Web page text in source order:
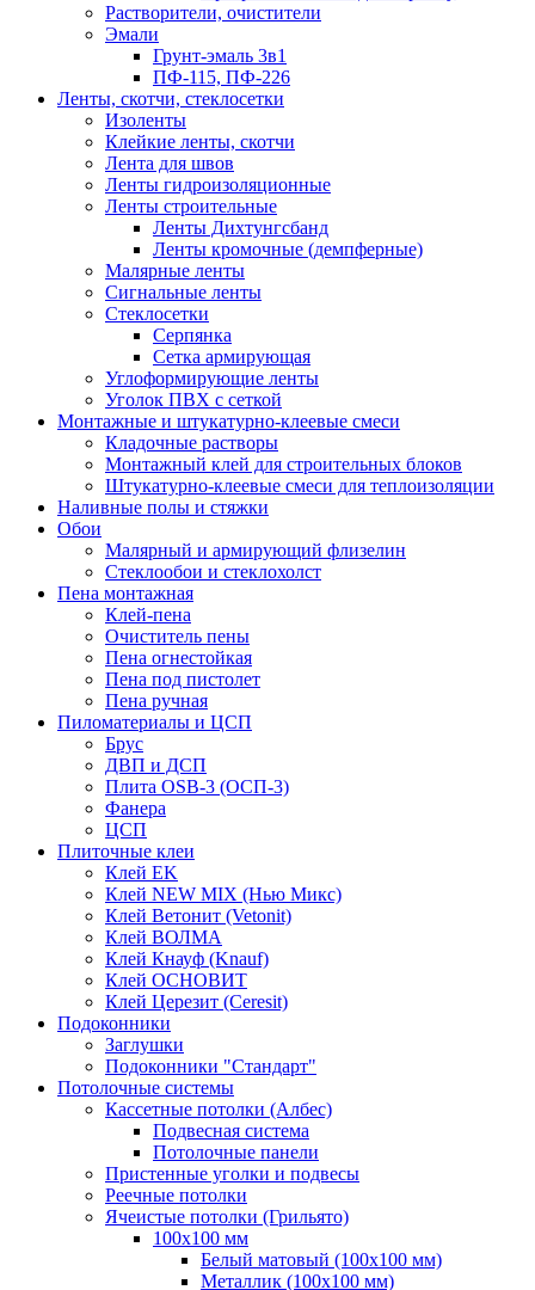
Растворители, очистители
Эмали
Грунт-эмаль 3в1
ПФ-115, ПФ-226
Ленты, скотчи, стеклосетки
Изоленты
Клейкие ленты, скотчи
Лента для швов
Ленты гидроизоляционные
Ленты строительные
Ленты Дихтунгсбанд
Ленты кромочные (демпферные)
Малярные ленты
Сигнальные ленты
Стеклосетки
Серпянка
Сетка армирующая
Углоформирующие ленты
Уголок ПВХ с сеткой
Монтажные и штукатурно-клеевые смеси
Кладочные растворы
Монтажный клей для строительных блоков
Штукатурно-клеевые смеси для теплоизоляции
Наливные полы и стяжки
Обои
Малярный и армирующий флизелин
Стеклообои и стеклохолст
Пена монтажная
Клей-пена
Очиститель пены
Пена огнестойкая
Пена под пистолет
Пена ручная
Пиломатериалы и ЦСП
Брус
ДВП и ДСП
Плита OSB-3 (ОСП-3)
Фанера
ЦСП
Плиточные клеи
Клей EK
Клей NEW MIX (Нью Микс)
Клей Ветонит (Vetonit)
Клей ВОЛМА
Клей Кнауф (Knauf)
Клей ОСНОВИТ
Клей Церезит (Ceresit)
Подоконники
Заглушки
Подоконники "Стандарт"
Потолочные системы
Кассетные потолки (Албес)
Подвесная система
Потолочные панели
Пристенные уголки и подвесы
Реечные потолки
Ячеистые потолки (Грильято)
100х100 мм
Белый матовый (100х100 мм)
Металлик (100х100 мм)